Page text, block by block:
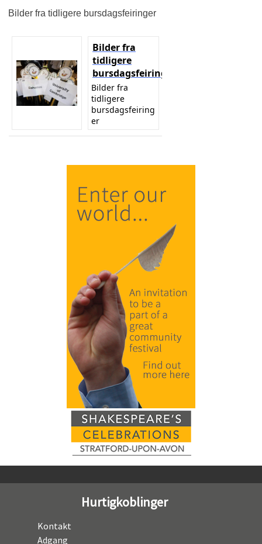
Bilder fra tidligere bursdagsfeiringer
Bilder fra
tidligere
bursdagsfeiringer
Bilder fra
tidligere
bursdagsfeiring
er
Hurtigkoblinger
Kontakt
Adgang